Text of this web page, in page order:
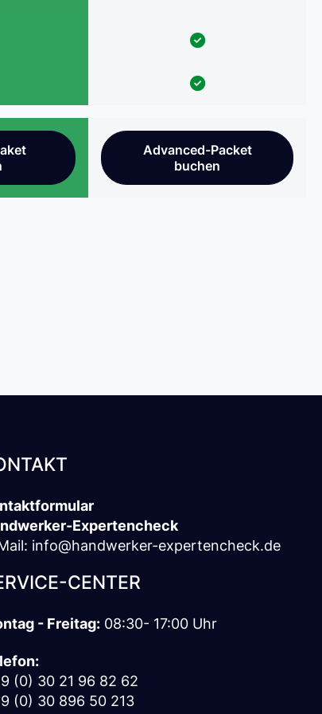
Advanced-Packet
buchen
Expertencheck
info@handwerker-expertencheck.de
CENTER
- Freitag: 08:30- 17:00 Uhr
(0) 30 21 96 82 62
(0) 30 896 50 213